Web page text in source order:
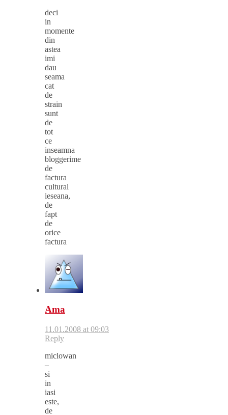
deci
in
momente
din
astea
imi
dau
seama
cat
de
strain
sunt
de
tot
ce
inseamna
bloggerime
de
factura
cultural
ieseana,
de
fapt
de
orice
factura
Ama
11.01.2008 at 09:03
Reply
miclowan
–
si
in
iasi
este,
de